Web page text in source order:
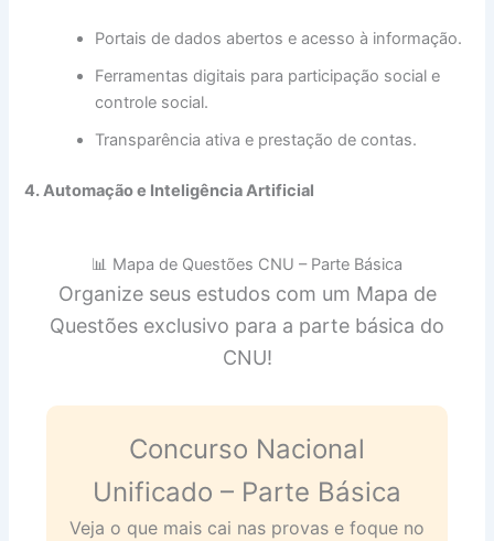
Portais de dados abertos e acesso à informação.
Ferramentas digitais para participação social e
controle social.
Transparência ativa e prestação de contas.
4. Automação e Inteligência Artificial
📊 Mapa de Questões CNU – Parte Básica
Organize seus estudos com um Mapa de
Questões exclusivo para a parte básica do
CNU!
Concurso Nacional
Unificado – Parte Básica
Veja o que mais cai nas provas e foque no